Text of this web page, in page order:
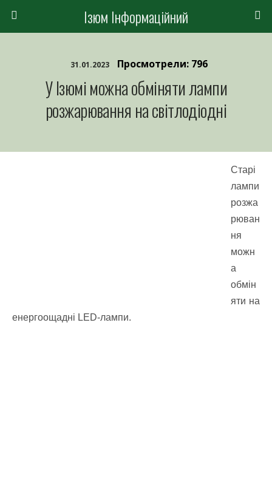
Ізюм Інформаційний
31.01.2023 Просмотрели: 796
У Ізюмі можна обміняти лампи
розжарювання на світлодіодні
Старі
лампи
розжа
рюван
ня
можн
а
обмін
яти на
енергоощадні LED-лампи.